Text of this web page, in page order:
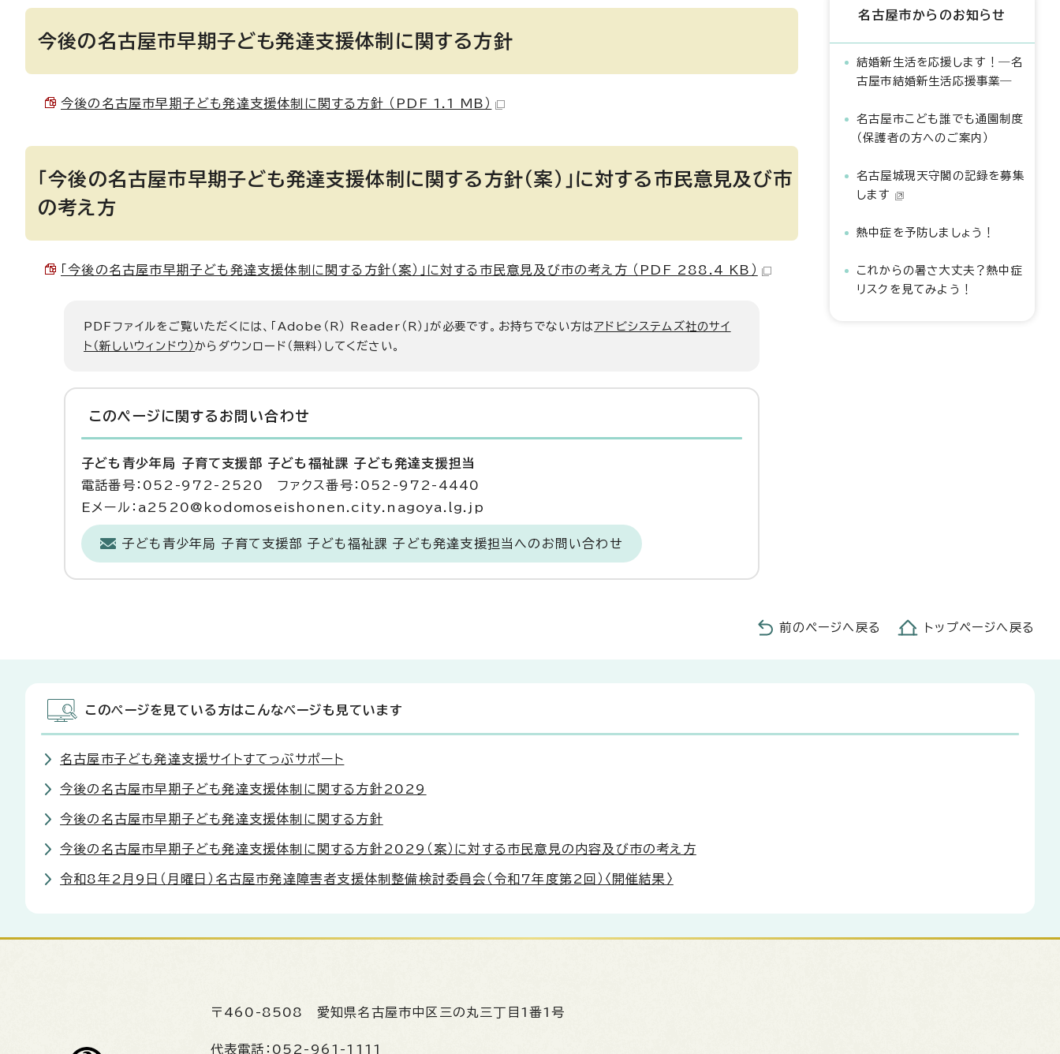
今後の名古屋市早期子ども発達支援体制に関する方針
今後の名古屋市早期子ども発達支援体制に関する方針 （PDF 1.1 MB）
「今後の名古屋市早期子ども発達支援体制に関する方針（案）」に対する市民意見及び市
の考え方
「今後の名古屋市早期子ども発達支援体制に関する方針（案）」に対する市民意見及び市の考え方 （PDF 288.4 KB）
PDFファイルをご覧いただくには、「Adobe（R） Reader（R）」が必要です。お持ちでない方はアドビシステムズ社のサイ
ト（新しいウィンドウ）からダウンロード（無料）してください。
このページに関する お問い合わせ
子ども青少年局 子育て支援部 子ども福祉課 子ども発達支援担当
電話番号：052-972-2520 ファクス番号：052-972-4440
Eメール：a2520@kodomoseishonen.city.nagoya.lg.jp
子ども青少年局 子育て支援部 子ども福祉課 子ども発達支援担当へのお問い合わせ
名古屋市からのお知らせ
結婚新生活を応援します！―名
古屋市結婚新生活応援事業―
名古屋市こども誰でも通園制度
（保護者の方へのご案内）
名古屋城現天守閣の記録を募集
します
熱中症を予防しましょう！
これからの暑さ大丈夫？熱中症
リスクを見てみよう！
前のページへ戻る トップページへ戻る
このページを見ている方はこんなページも見ています
名古屋市子ども発達支援サイトすてっぷサポート
今後の名古屋市早期子ども発達支援体制に関する方針2029
今後の名古屋市早期子ども発達支援体制に関する方針
今後の名古屋市早期子ども発達支援体制に関する方針2029（案）に対する市民意見の内容及び市の考え方
令和8年2月9日（月曜日）名古屋市発達障害者支援体制整備検討委員会（令和7年度第2回）〈開催結果〉
〒460-8508 愛知県名古屋市中区三の丸三丁目1番1号
代表電話： 052-961-1111